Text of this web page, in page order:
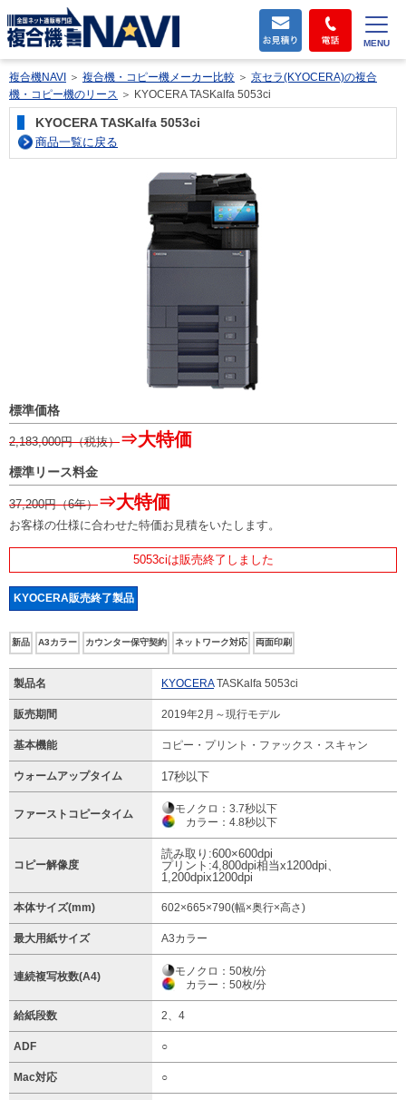
MENU
複合機NAVI ＞ 複合機・コピー機メーカー比較 ＞ 京セラ(KYOCERA)の複合
機・コピー機のリース ＞ KYOCERA TASKalfa 5053ci
KYOCERA TASKalfa 5053ci
商品一覧に戻る
標準価格
2,183,000円（税抜）⇒大特価
標準リース料金
37,200円（6年）⇒大特価
お客様の仕様に合わせた特価お見積をいたします。
5053ciは販売終了しました
KYOCERA販売終了製品
新品 A3カラー カウンター保守契約 ネットワーク対応 両面印刷
製品名 KYOCERATASKalfa 5053ci
販売期間 2019年2月～現行モデル
基本機能 コピー・プリント・ファックス・スキャン
ウォームアップタイム 17秒以下
ファーストコピータイム
モノクロ：3.7秒以下
カラー：4.8秒以下
コピー解像度
読み取り:600×600dpi
プリント:4,800dpi相当x1200dpi、
1,200dpix1200dpi
本体サイズ(mm) 602×665×790(幅×奥行×高さ)
最大用紙サイズ A3カラー
連続複写枚数(A4)
モノクロ：50枚/分
カラー：50枚/分
給紙段数 2、4
ADF ○
Mac対応 ○